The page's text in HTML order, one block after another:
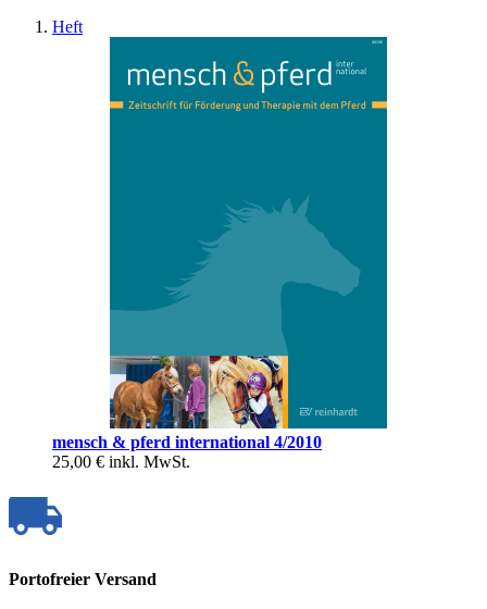
Heft
mensch & pferd international 4/2010
25,00 € inkl. MwSt.
Portofreier Versand